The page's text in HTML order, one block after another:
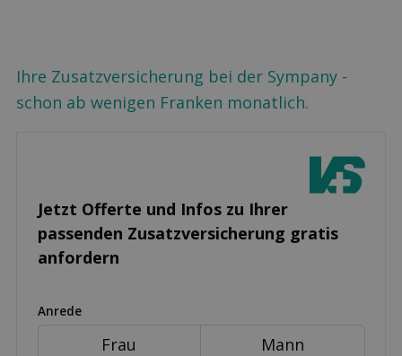
Ihre Zusatzversicherung bei der Sympany -
schon ab wenigen Franken monatlich.
Jetzt Offerte und Infos zu Ihrer
passenden Zusatz­versicherung gratis
anfordern
Anrede
Frau Mann